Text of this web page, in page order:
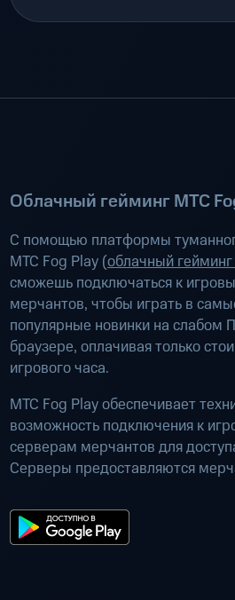
Облачный гейминг МТС
С помощью платформы
МТС Fog Play (облачный
сможешь подключаться к
мерчантов, чтобы играть в
популярные новинки на слабом
браузере, оплачивая только
игрового часа.
МТС Fog Play обеспечивает
возможность подключения к
серверам мерчантов для
Серверы предоставляются